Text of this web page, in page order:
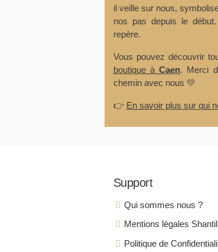
il veille sur nous,
nos pas depuis le
repère.
Vous pouvez découvrir
boutique àCaen. Merci
chemin avec nous 💛
👉 En savoir plus sur qui
Support
Qui sommes nous ?
Mentions légales
Politique de